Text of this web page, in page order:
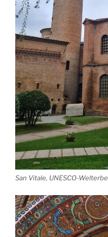
San Vitale, UNESCO-Welterbe